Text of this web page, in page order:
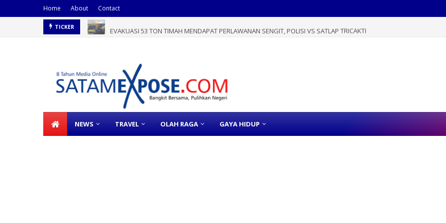
Home About Contact
TICKER EVAKUASI 53 TON TIMAH MENDAPAT PERLAWANAN SENGIT, POLISI VS SATLAP TRICAKTI
NEWS TRAVEL OLAH RAGA GAYA HIDUP